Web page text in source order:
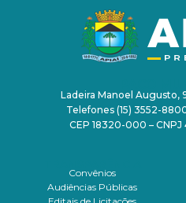
Ladeira Manoel Augusto,
Telefones (15) 3552-
CEP 18320-000 –
Convênios
Audiências Públicas